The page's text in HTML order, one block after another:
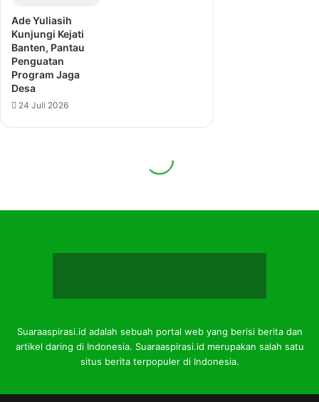
Suaraaspirasi.id adalah sebuah portal web yang berisi berita dan
artikel daring di Indonesia. Suaraaspirasi.id merupakan salah satu
situs berita terpopuler di Indonesia.